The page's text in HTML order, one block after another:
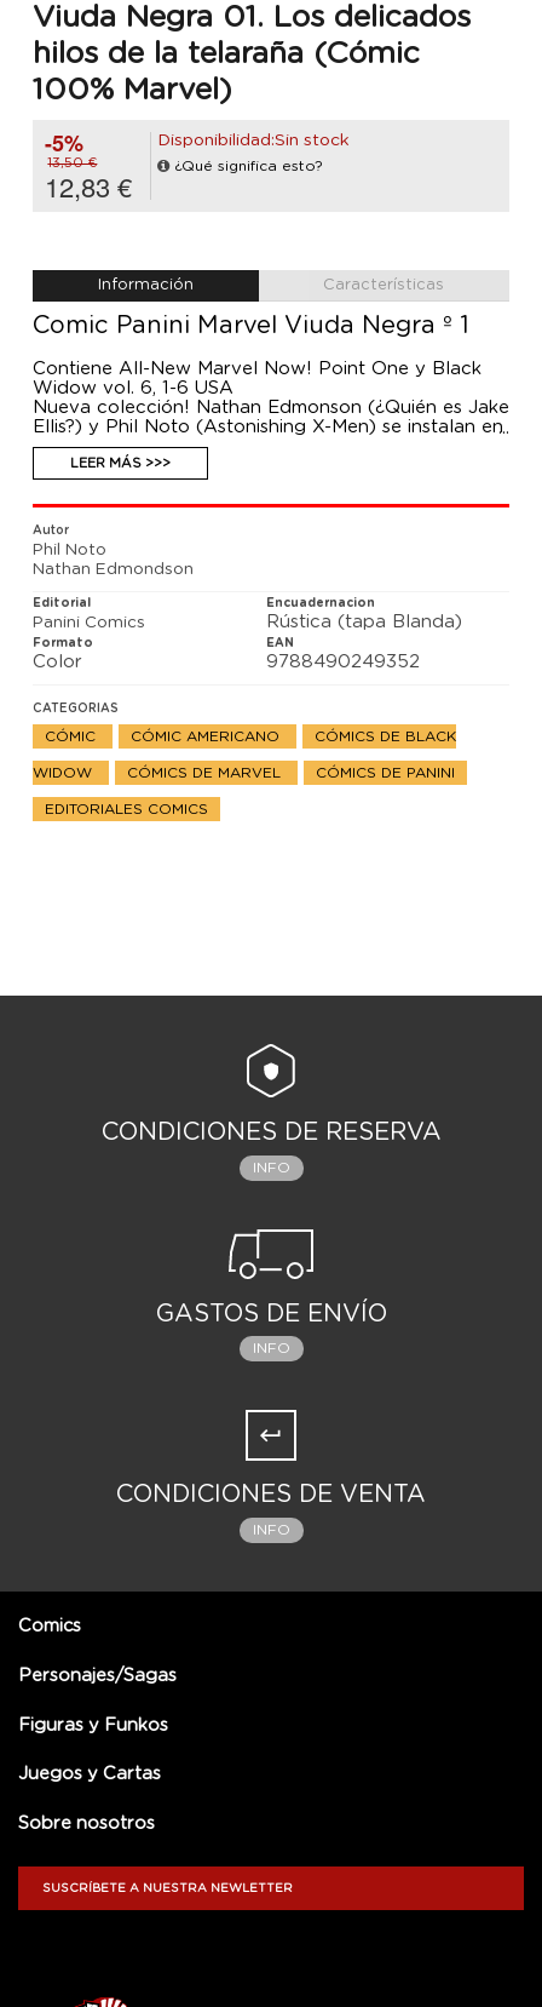
Viuda Negra 01. Los delicados
hilos de la telaraña (Cómic
100% Marvel)
-5%
13,50 €
12,83 €
Disponibilidad:Sin stock
¿Qué significa esto?
Información Características
Comic Panini Marvel Viuda Negra º 1
Contiene All-New Marvel Now! Point One y Black
Widow vol. 6, 1-6 USA
Nueva colección! Nathan Edmonson (¿Quién es Jake
Ellis?) y Phil Noto (Astonishing X-Men) se instalan en
los rincones más oscuros del Universo Marvel. La
Viuda Negra está tratando de ajustar cuentas con su
pasado como asesina de la KGB... Y para hacerlo, ha
recurrido a métodos que ni SHIELD ni Los
Vengadores aprobarían. Natasha se ha infiltrado en
Rusia, y en sus frías calles La Mano de Dios, una
organización tan despiadada como su nombre
LEER MÁS >>>
Autor
Phil Noto
Nathan Edmondson
Editorial
Panini Comics
Encuadernacion
Rústica (tapa Blanda)
Formato
Color
EAN
9788490249352
CATEGORIAS
CÓMIC CÓMIC AMERICANO CÓMICS DE BLACK
WIDOW CÓMICS DE MARVEL CÓMICS DE PANINI
EDITORIALES COMICS
CONDICIONES DE RESERVA
INFO
GASTOS DE ENVÍO
INFO
CONDICIONES DE VENTA
INFO
Comics
Personajes/Sagas
Figuras y Funkos
Juegos y Cartas
Sobre nosotros
SUSCRÍBETE A NUESTRA NEWLETTER